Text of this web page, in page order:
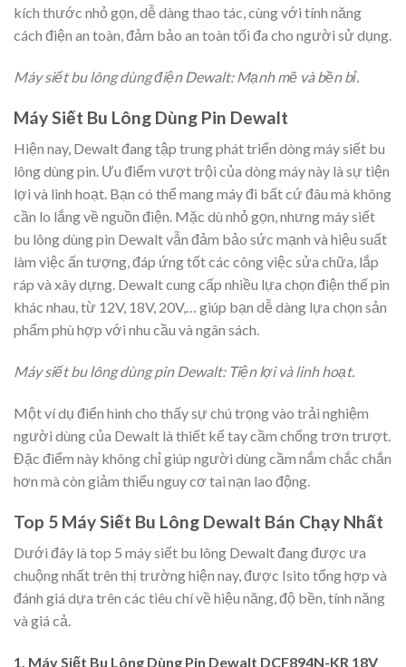
kích thước nhỏ gọn, dễ dàng thao tác, cùng với tính năng
cách điện an toàn, đảm bảo an toàn tối đa cho người sử dụng.
Máy siết bu lông dùng điện Dewalt: Mạnh mẽ và bền bỉ.
Máy Siết Bu Lông Dùng Pin Dewalt
Hiện nay, Dewalt đang tập trung phát triển dòng máy siết bu
lông dùng pin. Ưu điểm vượt trội của dòng máy này là sự tiện
lợi và linh hoạt. Bạn có thể mang máy đi bất cứ đâu mà không
cần lo lắng về nguồn điện. Mặc dù nhỏ gọn, nhưng máy siết
bu lông dùng pin Dewalt vẫn đảm bảo sức mạnh và hiệu suất
làm việc ấn tượng, đáp ứng tốt các công việc sửa chữa, lắp
ráp và xây dựng. Dewalt cung cấp nhiều lựa chọn điện thế pin
khác nhau, từ 12V, 18V, 20V,… giúp bạn dễ dàng lựa chọn sản
phẩm phù hợp với nhu cầu và ngân sách.
Máy siết bu lông dùng pin Dewalt: Tiện lợi và linh hoạt.
Một ví dụ điển hình cho thấy sự chú trọng vào trải nghiệm
người dùng của Dewalt là thiết kế tay cầm chống trơn trượt.
Đặc điểm này không chỉ giúp người dùng cầm nắm chắc chắn
hơn mà còn giảm thiểu nguy cơ tai nạn lao động.
Top 5 Máy Siết Bu Lông Dewalt Bán Chạy Nhất
Dưới đây là top 5 máy siết bu lông Dewalt đang được ưa
chuộng nhất trên thị trường hiện nay, được Isito tổng hợp và
đánh giá dựa trên các tiêu chí về hiệu năng, độ bền, tính năng
và giá cả.
1. Máy Siết Bu Lông Dùng Pin Dewalt DCF894N-KR 18V